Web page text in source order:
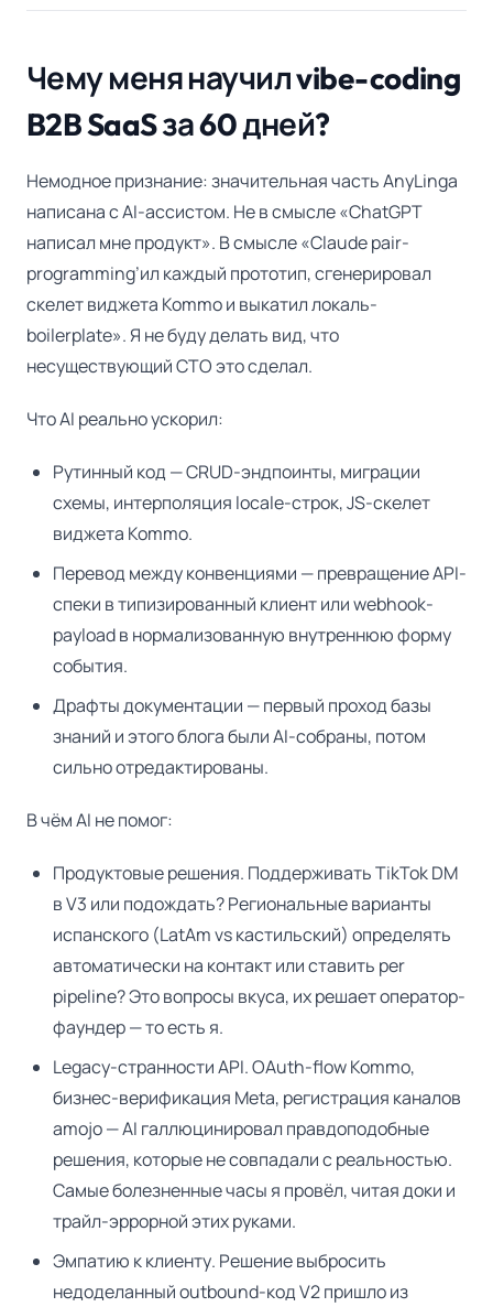
Чему меня научил vibe-coding
B2B SaaS за 60 дней?
Немодное признание: значительная часть AnyLinga
написана с AI-ассистом. Не в смысле «ChatGPT
написал мне продукт». В смысле «Claude pair-
programming’ил каждый прототип, сгенерировал
скелет виджета Kommo и выкатил локаль-
boilerplate». Я не буду делать вид, что
несуществующий CTO это сделал.
Что AI реально ускорил:
Рутинный код — CRUD-эндпоинты, миграции
схемы, интерполяция locale-строк, JS-скелет
виджета Kommo.
Перевод между конвенциями — превращение API-
спеки в типизированный клиент или webhook-
payload в нормализованную внутреннюю форму
события.
Драфты документации — первый проход базы
знаний и этого блога были AI-собраны, потом
сильно отредактированы.
В чём AI не помог:
Продуктовые решения. Поддерживать TikTok DM
в V3 или подождать? Региональные варианты
испанского (LatAm vs кастильский) определять
автоматически на контакт или ставить per
pipeline? Это вопросы вкуса, их решает оператор-
фаундер — то есть я.
Legacy-странности API. OAuth-flow Kommo,
бизнес-верификация Meta, регистрация каналов
amojo — AI галлюцинировал правдоподобные
решения, которые не совпадали с реальностью.
Самые болезненные часы я провёл, читая доки и
трайл-эррорной этих руками.
Эмпатию к клиенту. Решение выбросить
недоделанный outbound-код V2 пришло из